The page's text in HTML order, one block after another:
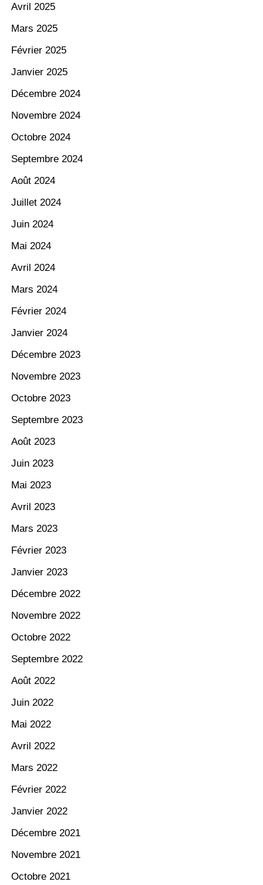
Avril 2025
Mars 2025
Février 2025
Janvier 2025
Décembre 2024
Novembre 2024
Octobre 2024
Septembre 2024
Août 2024
Juillet 2024
Juin 2024
Mai 2024
Avril 2024
Mars 2024
Février 2024
Janvier 2024
Décembre 2023
Novembre 2023
Octobre 2023
Septembre 2023
Août 2023
Juin 2023
Mai 2023
Avril 2023
Mars 2023
Février 2023
Janvier 2023
Décembre 2022
Novembre 2022
Octobre 2022
Septembre 2022
Août 2022
Juin 2022
Mai 2022
Avril 2022
Mars 2022
Février 2022
Janvier 2022
Décembre 2021
Novembre 2021
Octobre 2021